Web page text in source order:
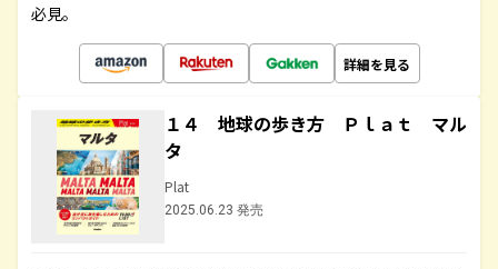
必見。
詳細を見る
１４ 地球の歩き方 Ｐｌａｔ マル
タ
Plat
2025.06.23 発売